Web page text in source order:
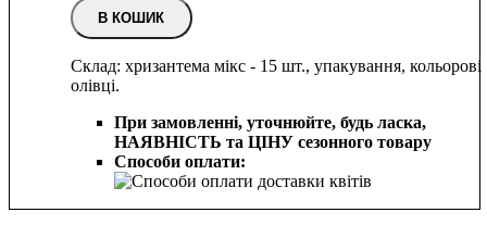
В КОШИК
Склад: хризантема мікс - 15 шт., упакування, кольорові
олівці.
При замовленні, уточнюйте, будь ласка,
НАЯВНІСТЬ та ЦІНУ сезонного товару
Способи оплати: